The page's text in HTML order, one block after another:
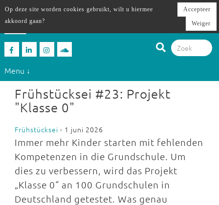
Menu ↓
Frühstücksei #23: Projekt
"Klasse 0"
Frühstücksei - 1 juni 2026
Immer mehr Kinder starten mit fehlenden
Kompetenzen in die Grundschule. Um
dies zu verbessern, wird das Projekt
„Klasse 0“ an 100 Grundschulen in
Deutschland getestet. Was genau
Op deze site worden cookies gebruikt, wilt u hiermee
akkoord gaan?
Accepteer
Weiger